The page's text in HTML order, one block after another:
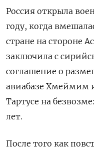
Россия открыла
году, когда
стране на стороне
заключила с
соглашение о
авиабазе Хмеймим
Тартусе на
лет.
После того как